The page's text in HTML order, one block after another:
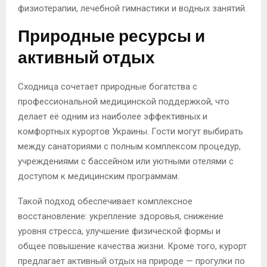
физиотерапии, лечебной гимнастики и водных занятий.
Природные ресурсы и
активный отдых
Сходница сочетает природные богатства с
профессиональной медицинской поддержкой, что
делает её одним из наиболее эффективных и
комфортных курортов Украины. Гости могут выбирать
между санаториями с полным комплексом процедур,
учреждениями с бассейном или уютными отелями с
доступом к медицинским программам.
Такой подход обеспечивает комплексное
восстановление: укрепление здоровья, снижение
уровня стресса, улучшение физической формы и
общее повышение качества жизни. Кроме того, курорт
предлагает активный отдых на природе — прогулки по